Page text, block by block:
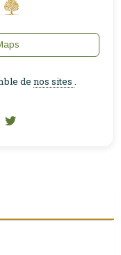
de nos sites